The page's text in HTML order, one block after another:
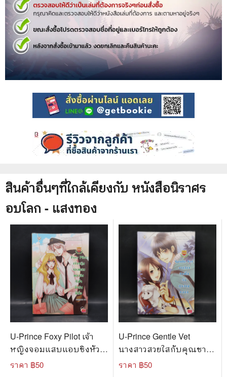
สินค้าอื่นๆที่ใกล้เคียงกับ หนังสือนิราศร
อบโลก - แสงทอง
U-Prince Foxy Pilot เจ้า
หญิงจอมแสบแอบชิงหัวใจ
นักบินขี้เบื่อ - เจ้าหญิงผู้
ราคา ฿50
U-Prince Gentle Vet
นางสาวสวยใสกับคุณชาย
สะอาด - บิวบิว
ราคา ฿50